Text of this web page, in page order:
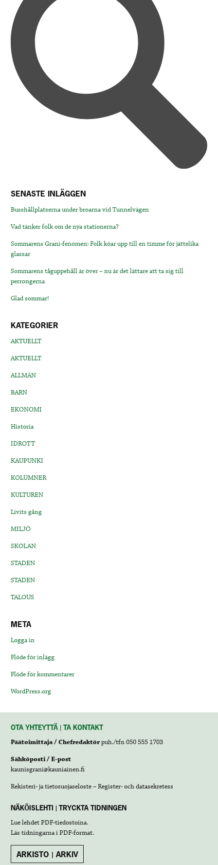
SENASTE INLÄGGEN
Busshållplatserna under broarna vid Tunnelvägen
Vad tänker folk om de nya stationerna?
Sommarens Grani-fenomen: Folk köar upp till en timme för jättelika
glassar
Sommarens tåguppehåll är över – nu är det lättare att ta sig till
perrongerna
Glad sommar!
KATEGORIER
AKTUELLT
AKTUELLT
ALLMÄN
BARN
EKONOMI
Historia
IDROTT
KAUPUNKI
KOLUMNER
KULTUREN
Livits gång
MILJÖ
SKOLAN
STADEN
STADEN
TALOUS
META
Logga in
Flöde för inlägg
Flöde för kommentarer
WordPress.org
OTA YHTEYTTÄ | TA KONTAKT
Päätoimittaja / Chefredaktörpuh./tfn 050 555 1703
Sähköposti / E-post
kaunisgrani@kauniainen.fi
Rekisteri- ja tietosuojaseloste – Register- och datasekretess
NÄKÖISLEHTI | TRYCKTA TIDNINGEN
Lue lehdetPDF-tiedostoina.
Läs tidningarna iPDF-format.
ARKISTO | ARKIV